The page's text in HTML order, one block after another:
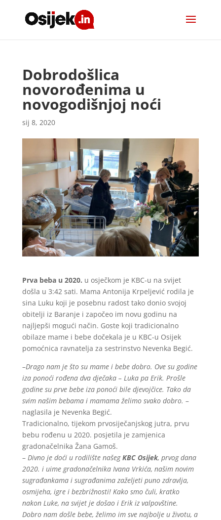
Dobrodošlica
novorođenima u
novogodišnjoj noći
sij 8, 2020
Prva beba u 2020. u osječkom je KBC-u na svijet
došla u 3:42 sati. Mama Antonija Krpeljević rodila je
sina Luku koji je posebnu radost tako donio svojoj
obitelji iz Baranje i započeo im novu godinu na
najljepši mogući način. Goste koji tradicionalno
obilaze mame i bebe dočekala je u KBC-u Osijek
pomoćnica ravnatelja za sestrinstvo Nevenka Begić.
–Drago nam je što su mame i bebe dobro. Ove su godine
iza ponoći rođena dva dječaka – Luka pa Erik. Prošle
godine su prve bebe iza ponoći bile djevojčice. Tako da
svim našim bebama i mamama želimo svako dobro. –
naglasila je Nevenka Begić.
Tradicionalno, tijekom prvosiječanjskog jutra, prvu
bebu rođenu u 2020. posjetila je zamjenica
gradonačelnika Žana Gamoš.
– Divno je doći u rodilište našegKBC Osijek, prvog dana
2020. i uime gradonačelnika Ivana Vrkića, našim novim
sugrađankama i sugrađanima zaželjeti puno zdravlja,
osmijeha, igre i bezbrižnosti! Kako smo čuli, kratko
nakon Luke, na svijet je došao i Erik iz valpovštine.
Dobro nam došle bebe, želimo im sve najbolje u životu, a